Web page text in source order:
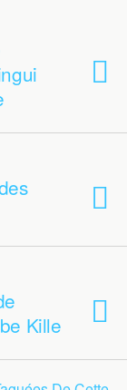
Kille